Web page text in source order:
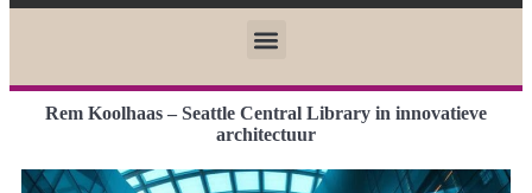
Rem Koolhaas – Seattle Central Library in innovatieve
architectuur